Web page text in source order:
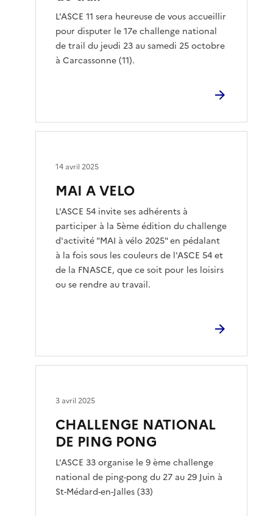
L'ASCE 11 sera heureuse de vous accueillir
pour disputer le 17e challenge national
de trail du jeudi 23 au samedi 25 octobre
à Carcassonne (11).
MAI A VELO
L'ASCE 54 invite ses adhérents à
participer à la 5ème édition du challenge
d'activité "MAI à vélo 2025" en pédalant
à la fois sous les couleurs de l'ASCE 54 et
de la FNASCE, que ce soit pour les loisirs
ou se rendre au travail.
14 avril 2025
CHALLENGE NATIONAL
DE PING PONG
L'ASCE 33 organise le 9 ème challenge
national de ping-pong du 27 au 29 Juin à
St-Médard-en-Jalles (33)
3 avril 2025